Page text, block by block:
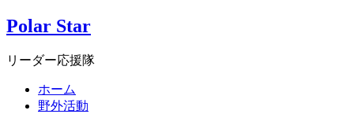
Polar Star
リーダー応援隊
ホーム
野外活動